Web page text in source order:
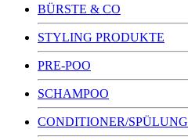
BÜRSTE & CO
STYLING PRODUKTE
PRE-POO
SCHAMPOO
CONDITIONER/SPÜLUNG